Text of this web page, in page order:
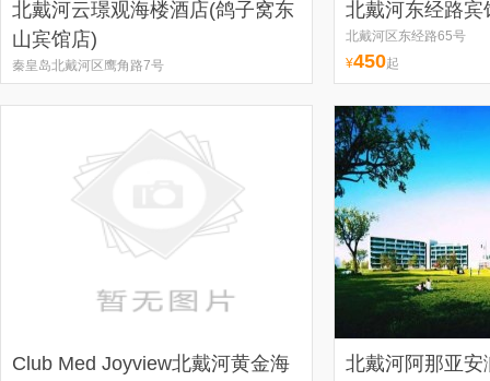
北戴河云璟观海楼酒店(鸽子窝东
山宾馆店)
秦皇岛北戴河区鹰角路7号
北戴河东经路宾
北戴河区东经路65号
¥450起
Club Med Joyview北戴河黄金海
北戴河阿那亚安